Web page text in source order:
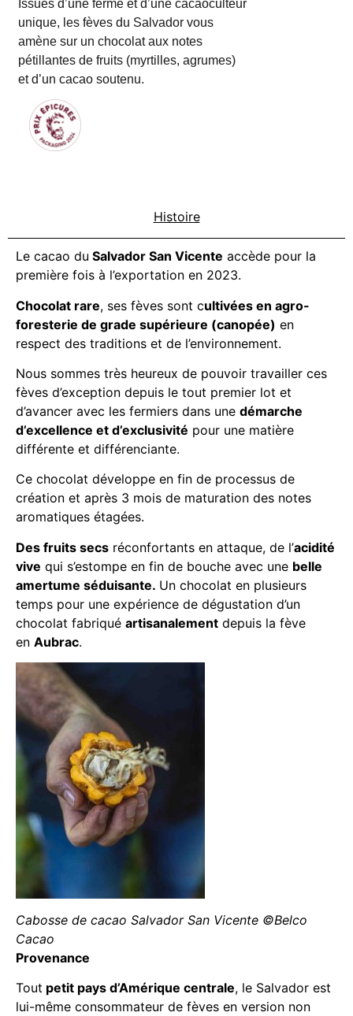
Issues d’une ferme et d’une cacaoculteur
unique, les fèves du Salvador vous
amène sur un chocolat aux notes
pétillantes de fruits (myrtilles, agrumes)
et d’un cacao soutenu.
Histoire
Le cacao du Salvador San Vicente accède pour la
première fois à l’exportation en 2023.
Chocolat rare, ses fèves sont cultivées en agro-
foresterie de grade supérieure (canopée) en
respect des traditions et de l’environnement.
Nous sommes très heureux de pouvoir travailler ces
fèves d’exception depuis le tout premier lot et
d’avancer avec les fermiers dans une démarche
d’excellence et d’exclusivité pour une matière
différente et différenciante.
Ce chocolat développe en fin de processus de
création et après 3 mois de maturation des notes
aromatiques étagées.
Des fruits secs réconfortants en attaque, de l’acidité
vive qui s’estompe en fin de bouche avec une belle
amertume séduisante. Un chocolat en plusieurs
temps pour une expérience de dégustation d’un
chocolat fabriqué artisanalement depuis la fève
en Aubrac.
Cabosse de cacao Salvador San Vicente ©Belco
Cacao
Provenance
Tout petit pays d’Amérique centrale, le Salvador est
lui-même consommateur de fèves en version non